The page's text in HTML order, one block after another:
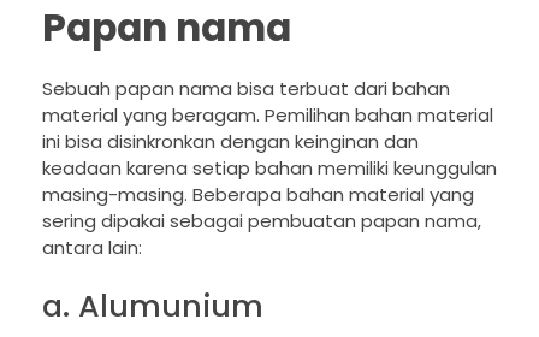
Papan nama
Sebuah papan nama bisa terbuat dari bahan
material yang beragam. Pemilihan bahan material
ini bisa disinkronkan dengan keinginan dan
keadaan karena setiap bahan memiliki keunggulan
masing-masing. Beberapa bahan material yang
sering dipakai sebagai pembuatan papan nama,
antara lain:
a. Alumunium